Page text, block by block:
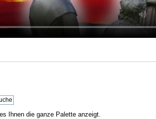
Ihnen die ganze Palette anzeigt.